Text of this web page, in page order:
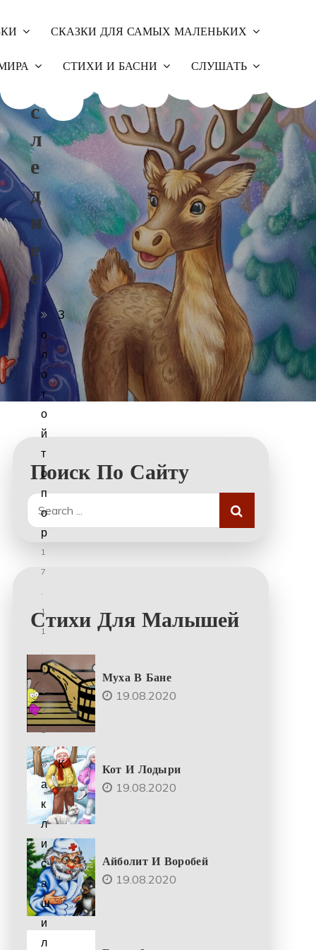
СКАЗКИ ДЛЯ САМЫХ МАЛЕНЬКИХ
СТИХИ И БАСНИ СЛУШАТЬ
Поиск По Сайту
Search
for:
Стихи Для Малышей
Муха В Бане
19.08.2020
Кот И Лодыри
19.08.2020
Айболит И Воробей
19.08.2020
С
Л
Е
Д
Н
Е
Е
З
о
л
о
т
о
й
т
о
п
о
р
1
7
.
1
1
.
2
0
2
5
К
а
к
л
и
с
а
ш
и
л